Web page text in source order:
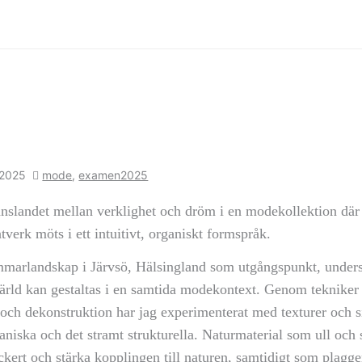
mode,examen2025
mellan verklighet och dröm i en modekollektion
möts i ett intuitivt, organiskt formspråk.
i Järvsö, Hälsingland som utgångspunkt,
kan gestaltas i en samtida modekontext. Genom
dekonstruktion har jag experimenterat med texturer och
och det stramt strukturella. Naturmaterial som ull
och stärka kopplingen till naturen, samtidigt som